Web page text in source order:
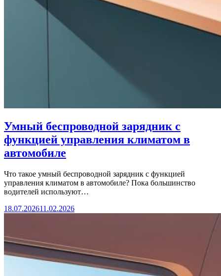
Умный беспроводной зарядник с
функцией управления климатом в
автомобиле
Что такое умный беспроводной зарядник с функцией
управления климатом в автомобиле? Пока большинство
водителей используют…
18.07.202611.02.2026